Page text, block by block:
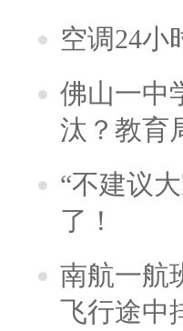
空调24小
佛山一中
汰？教育
“不建议
了！
南航一航
飞行途中